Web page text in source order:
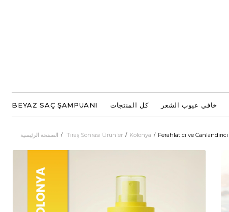
BEYAZ SAÇ ŞAMPUANI كل المنتجات خافي عيوب الشعر
الصفحة الرئيسية Tıraş Sonrası Ürünler Kolonya Ferahlatıcı ve